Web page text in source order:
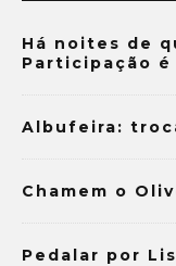
Há noites de
Participação
Albufeira:
Chamem o
Pedalar por